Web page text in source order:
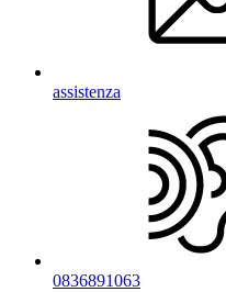
assistenza
0836891063